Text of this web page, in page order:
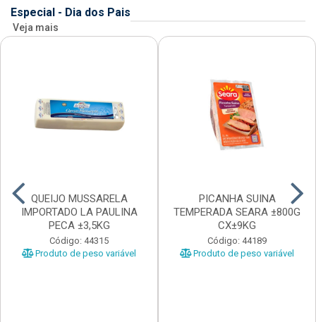
Especial - Dia dos Pais
Veja mais
QUEIJO MUSSARELA
IMPORTADO LA PAULINA
PECA ±3,5KG
Código: 44315
Produto de peso variável
PICANHA SUINA
TEMPERADA SEARA ±800G
CX±9KG
Código: 44189
Produto de peso variável